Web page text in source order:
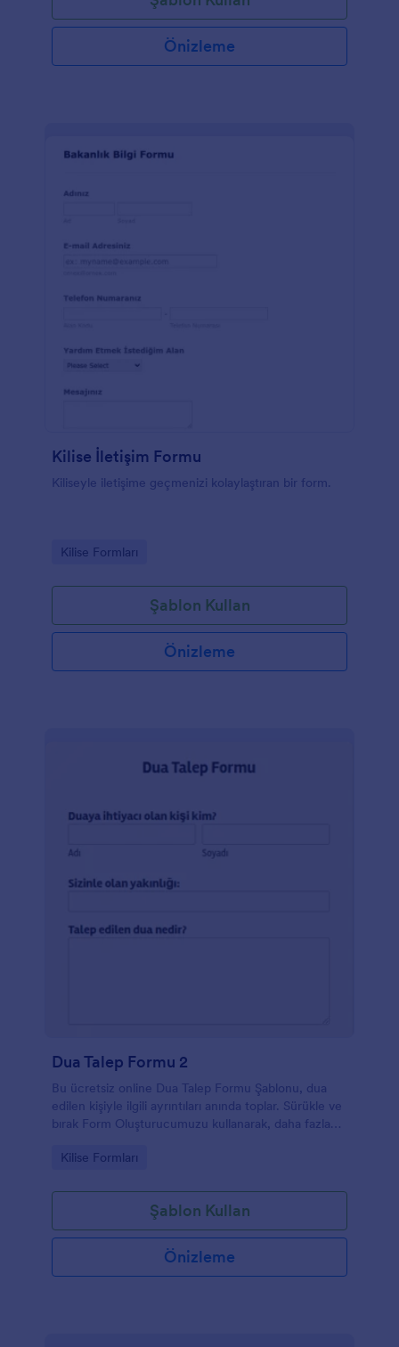
özelleştirebilir, ardından formu web sitenize
yerleştirerek, bir bağlantıyla paylaşabilir veya imzalı
kayıt formlarını basılı olarak isteyebilirsiniz. Bu Kilise
Google Drive, Salesforce ve daha fazlası gibi diğer
Önizleme
Kilise İletişim Formu
Kiliseyle iletişime geçmenizi kolaylaştıran bir form.
Go to Category:
Kilise Formları
Şablon Kullan
Önizleme
Dua Talep Formu 2
Bu ücretsiz online Dua Talep Formu Şablonu, dua
edilen kişiyle ilgili ayrıntıları anında toplar. Sürükle ve
bırak Form Oluşturucumuzu kullanarak, daha fazla
kilise logonuzu yükleyerek bu Dua Talep Formunu
talep formunuzu güvendiğiniz bir ödeme
sağlayıcısına entegre edebilirsiniz. Jotform,
aralarından seçim yapabileceğiniz Square, Stripe,
PayPal ve Authorize.Net dahil olmak üzere 30'dan
fazla ödeme ağ geçidi sunar. Özel formunuzu
Go to Category:
Kilise Formları
Şablon Kullan
Önizleme